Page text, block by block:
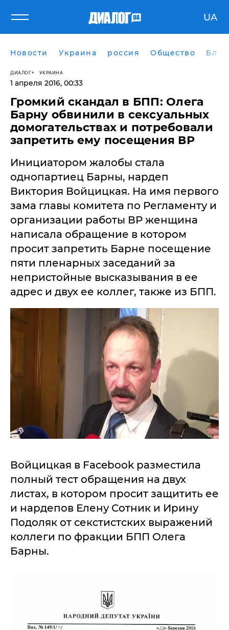
UA
Новости Украина россия Общество
ДИАЛОГ УКРАИНА
1 апреля 2016, 00:33
Громкий скандал в БПП: Олега
Барну обвинили в сексуальных
домогательствах и потребовали
запретить ему посещения ВР
Инициатором жалобы стала
однопартиец Барны, нардеп
Виктория Войцицкая. На имя первого
зама главы комитета по Регламенту и
организации работы ВР женщина
написала обращение в котором
просит запретить Барне посещение
пяти пленарных заседаний за
непристойные высказывания в ее
адрес и двух ее коллег, также из БПП.
Войцицкая в Facebook разместила
полный тест обращения на двух
листах, в котором просит защитить ее
и нардепов Елену Сотник и Ирину
Подоляк от секстистских выражений
коллеги по фракции БПП Олега
Барны.